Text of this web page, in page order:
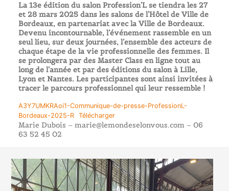
La 13e édition du salon Profession’L se tiendra les 27
et 28 mars 2025 dans les salons de l’Hôtel de Ville de
Bordeaux, en partenariat avec la Ville de Bordeaux.
Devenu incontournable, l’événement rassemble en un
seul lieu, sur deux journées, l’ensemble des acteurs de
chaque étape de la vie professionnelle des femmes. Il
se prolongera par des Master Class en ligne tout au
long de l’année et par des éditions du salon à Lille,
Lyon et Nantes. Les participantes sont ainsi invitées à
tracer le parcours professionnel qui leur ressemble !
A3Y7UMKRAoi1-Communique-de-presse-ProfessionL-
Bordeaux-2025-R
Télécharger
Marie Dubois – marie@lemondeselonvous.com – 06
63 52 45 02